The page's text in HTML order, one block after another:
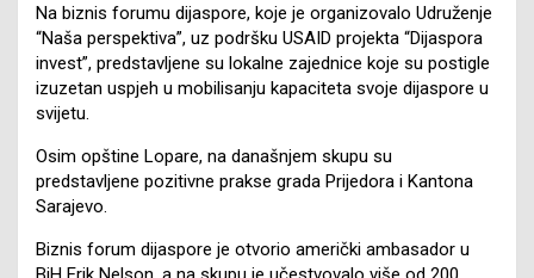
Na biznis forumu dijaspore, koje je organizovalo Udruženje
“Naša perspektiva”, uz podršku USAID projekta “Dijaspora
invest”, predstavljene su lokalne zajednice koje su postigle
izuzetan uspjeh u mobilisanju kapaciteta svoje dijaspore u
svijetu.
Osim opštine Lopare, na današnjem skupu su
predstavljene pozitivne prakse grada Prijedora i Kantona
Sarajevo.
Biznis forum dijaspore je otvorio američki ambasador u